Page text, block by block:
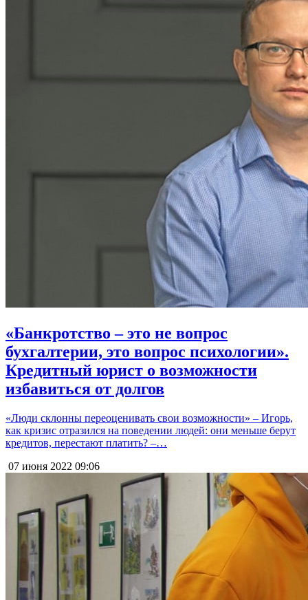
«Банкротство – это не вопрос
бухгалтерии, это вопрос психологии».
Кредитный юрист о возможности
избавиться от долгов
«Люди склонны переоценивать свои возможности» – Игорь,
как кризис отразился на поведении людей: они меньше берут
кредитов, перестают платить? –…
07 июня 2022 09:06